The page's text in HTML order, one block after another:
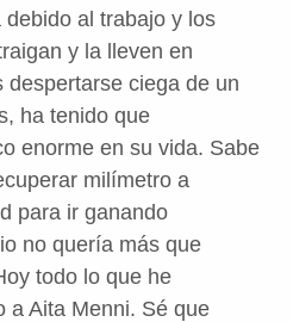
al trabajo y los
y la lleven en
ciega de un
ha tenido que
enorme en su vida. Sabe
milímetro a
para ir ganando
no quería más que
todo lo que he
a Aita Menni. Sé que